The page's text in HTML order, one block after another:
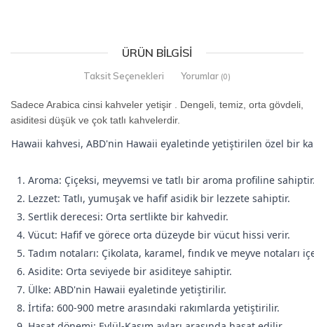
ÜRÜN BILGISI
Taksit Seçenekleri Yorumlar (0)
Sadece Arabica cinsi kahveler yetişir . Dengeli, temiz, orta gövdeli,
asiditesi düşük ve çok tatlı kahvelerdir.
Hawaii kahvesi, ABD'nin Hawaii eyaletinde yetiştirilen özel bir
1. Aroma: Çiçeksi, meyvemsi ve tatlı bir aroma profiline
2. Lezzet: Tatlı, yumuşak ve hafif asidik bir lezzete sahiptir.
3. Sertlik derecesi: Orta sertlikte bir kahvedir.
4. Vücut: Hafif ve görece orta düzeyde bir vücut hissi verir.
5. Tadım notaları: Çikolata, karamel, fındık ve meyve notaları
6. Asidite: Orta seviyede bir asiditeye sahiptir.
7. Ülke: ABD'nin Hawaii eyaletinde yetiştirilir.
8. İrtifa: 600-900 metre arasındaki rakımlarda yetiştirilir.